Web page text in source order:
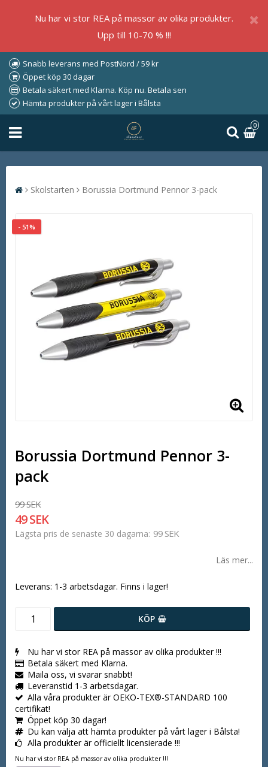
Nu har vi stor REA på massor av olika produkter.
Upp till 10-70 % !!!
Snabb leverans med PostNord / 59 kr
Öppet köp 30 dagar
Betala säkert med Klarna. Köp nu. Betala sen
Hämta produkter på vårt lager i Bålsta
0
Skolstarten Borussia Dortmund Pennor 3-pack
- 51%
Borussia Dortmund Pennor 3-
pack
99 SEK
49 SEK
Lägsta pris de senaste 30 dagarna 99 SEK
Läs mer...
Leverans: 1-3 arbetsdagar. Finns i lager!
KÖP
Nu har vi stor REA på massor av olika produkter !!!
Betala säkert med Klarna.
Maila oss, vi svarar snabbt!
Leveranstid 1-3 arbetsdagar.
Alla våra produkter är OEKO-TEX®-STANDARD 100
certifikat!
Öppet köp 30 dagar!
Du kan välja att hämta produkter på vårt lager i Bålsta!
Alla produkter är officiellt licensierade !!!
Nu har vi stor REA på massor av olika produkter !!!